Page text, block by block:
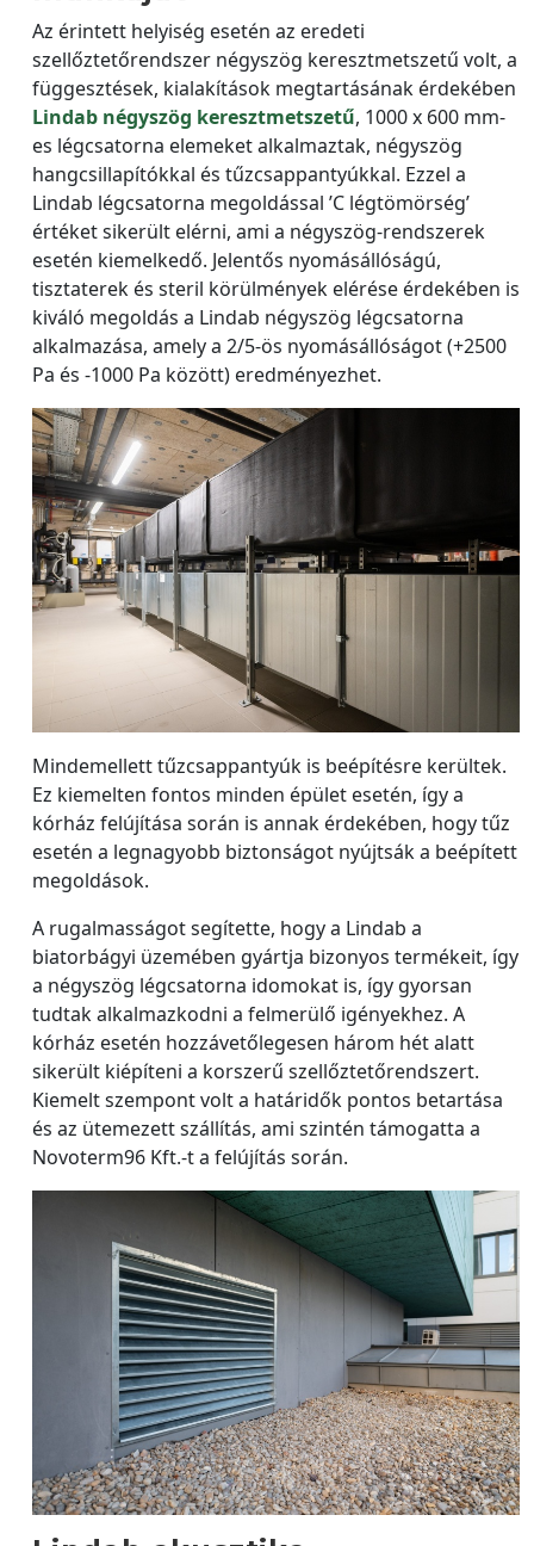
Az érintett helyiség esetén az eredeti
szellőztetőrendszer négyszög keresztmetszetű volt, a
függesztések, kialakítások megtartásának érdekében
Lindab négyszög keresztmetszetű, 1000 x 600 mm-
es légcsatorna elemeket alkalmaztak, négyszög
hangcsillapítókkal és tűzcsappantyúkkal. Ezzel a
Lindab légcsatorna megoldással ’C légtömörség’
értéket sikerült elérni, ami a négyszög-rendszerek
esetén kiemelkedő. Jelentős nyomásállóságú,
tisztaterek és steril körülmények elérése érdekében is
kiváló megoldás a Lindab négyszög légcsatorna
alkalmazása, amely a 2/5-ös nyomásállóságot (+2500
Pa és -1000 Pa között) eredményezhet.
Mindemellett tűzcsappantyúk is beépítésre kerültek.
Ez kiemelten fontos minden épület esetén, így a
kórház felújítása során is annak érdekében, hogy tűz
esetén a legnagyobb biztonságot nyújtsák a beépített
megoldások.
A rugalmasságot segítette, hogy a Lindab a
biatorbágyi üzemében gyártja bizonyos termékeit, így
a négyszög légcsatorna idomokat is, így gyorsan
tudtak alkalmazkodni a felmerülő igényekhez. A
kórház esetén hozzávetőlegesen három hét alatt
sikerült kiépíteni a korszerű szellőztetőrendszert.
Kiemelt szempont volt a határidők pontos betartása
és az ütemezett szállítás, ami szintén támogatta a
Novoterm96 Kft.-t a felújítás során.